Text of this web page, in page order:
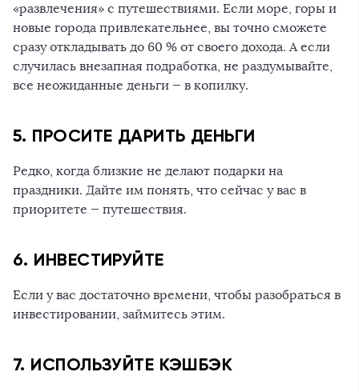
«развлечения» с путешествиями. Если море, горы и
новые города привлекательнее, вы точно сможете
сразу откладывать до 60 % от своего дохода. А если
случилась внезапная подработка, не раздумывайте,
все неожиданные деньги — в копилку.
5. ПРОСИТЕ ДАРИТЬ ДЕНЬГИ
Редко, когда близкие не делают подарки на
праздники. Дайте им понять, что сейчас у вас в
приоритете — путешествия.
6. ИНВЕСТИРУЙТЕ
Если у вас достаточно времени, чтобы разобраться в
инвестировании, займитесь этим.
7. ИСПОЛЬЗУЙТЕ КЭШБЭК